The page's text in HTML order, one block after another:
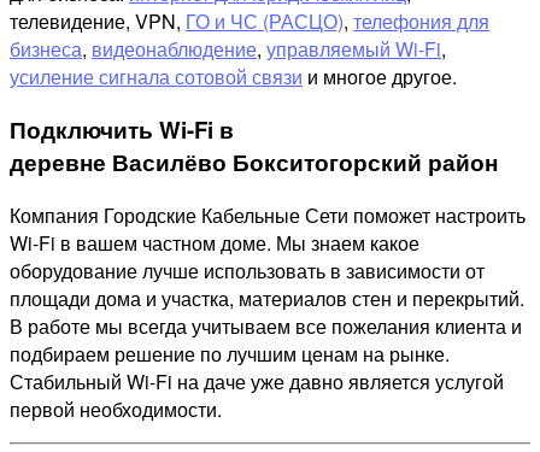
телевидение, VPN, ГО и ЧС (РАСЦО), телефония для
бизнеса, видеонаблюдение, управляемый Wi-Fi,
усиление сигнала сотовой связи и многое другое.
Подключить Wi-Fi в
деревне Василёво Бокситогорский район
Компания Городские Кабельные Сети поможет настроить
Wi-Fi в вашем частном доме. Мы знаем какое
оборудование лучше использовать в зависимости от
площади дома и участка, материалов стен и перекрытий.
В работе мы всегда учитываем все пожелания клиента и
подбираем решение по лучшим ценам на рынке.
Стабильный Wi-Fi на даче уже давно является услугой
первой необходимости.